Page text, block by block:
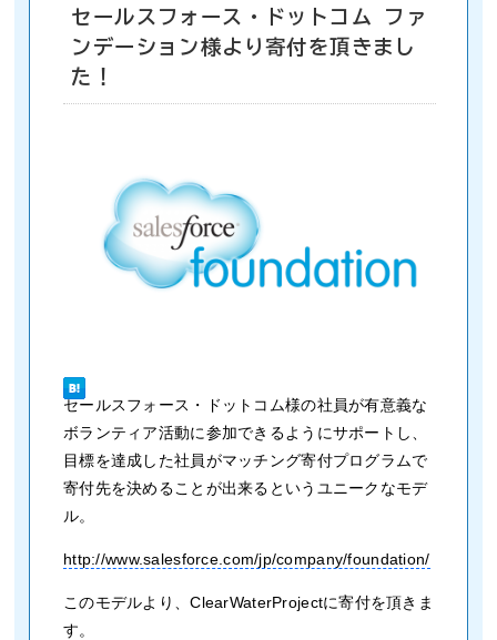
セールスフォース・ドットコム ファ
ンデーション様より寄付を頂きまし
た！
セールスフォース・ドットコム様の社員が有意義な
ボランティア活動に参加できるようにサポートし、
目標を達成した社員がマッチング寄付プログラムで
寄付先を決めることが出来るというユニークなモデ
ル。
http://www.salesforce.com/jp/company/foundation/
このモデルより、ClearWaterProjectに寄付を頂きま
す。